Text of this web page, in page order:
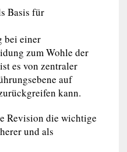
Basis für
bei einer
zum Wohle der
es von zentraler
auf
kann.
Revision die wichtige
und als